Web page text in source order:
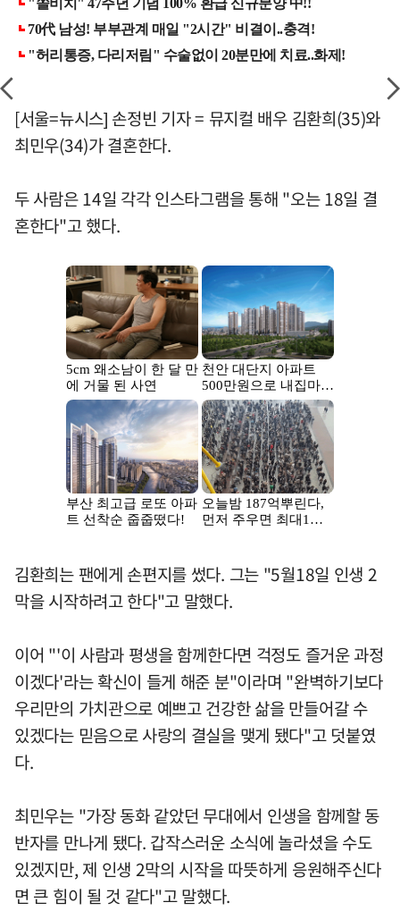
[서울=뉴시스] 손정빈 기자 = 뮤지컬 배우 김환희(35)와
최민우(34)가 결혼한다.
두 사람은 14일 각각 인스타그램을 통해 "오는 18일 결
혼한다"고 했다.
김환희는 팬에게 손편지를 썼다. 그는 "5월18일 인생 2
막을 시작하려고 한다"고 말했다.
이어 "'이 사람과 평생을 함께한다면 걱정도 즐거운 과정
이겠다'라는 확신이 들게 해준 분"이라며 "완벽하기보다
우리만의 가치관으로 예쁘고 건강한 삶을 만들어갈 수
있겠다는 믿음으로 사랑의 결실을 맺게 됐다"고 덧붙였
다.
최민우는 "가장 동화 같았던 무대에서 인생을 함께할 동
반자를 만나게 됐다. 갑작스러운 소식에 놀라셨을 수도
있겠지만, 제 인생 2막의 시작을 따뜻하게 응원해주신다
면 큰 힘이 될 것 같다"고 말했다.